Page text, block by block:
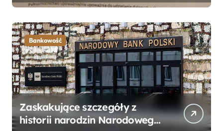
Przewodnik
Bankowość
Zaskakujące szczegóły z
historii narodzin Narodowego